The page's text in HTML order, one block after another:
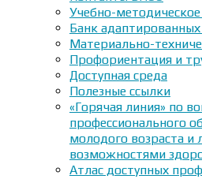
Учебно-методическое
Банк
Материально-
Профориентация и
Доступная среда
Полезные ссылки
«Горячая линия» по
профессионального
молодого возраста и
возможностями
Атлас доступных